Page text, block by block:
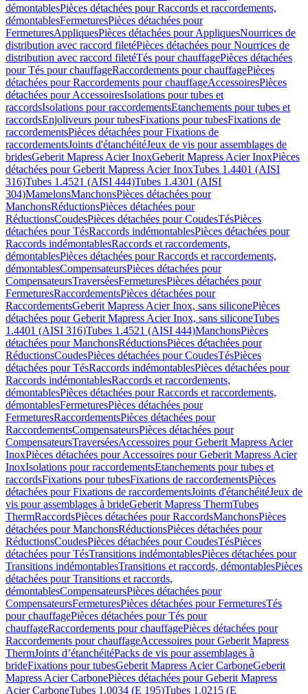
démontablesPièces détachées pour Raccords et raccordements,
démontablesFermeturesPièces détachées pour
FermeturesAppliquesPièces détachées pour AppliquesNourrices de
distribution avec raccord filetéPièces détachées pour Nourrices de
distribution avec raccord filetéTés pour chauffagePièces détachées
pour Tés pour chauffageRaccordements pour chauffagePièces
détachées pour Raccordements pour chauffageAccessoiresPièces
détachées pour AccessoiresIsolations pour tubes et
raccordsIsolations pour raccordementsEtanchements pour tubes et
raccordsEnjoliveurs pour tubesFixations pour tubesFixations de
raccordementsPièces détachées pour Fixations de
raccordementsJoints d'étanchéitéJeux de vis pour assemblages de
bridesGeberit Mapress Acier InoxGeberit Mapress Acier InoxPièces
détachées pour Geberit Mapress Acier InoxTubes 1.4401 (AISI
316)Tubes 1.4521 (AISI 444)Tubes 1.4301 (AISI
304)MamelonsManchonsPièces détachées pour
ManchonsRéductionsPièces détachées pour
RéductionsCoudesPièces détachées pour CoudesTésPièces
détachées pour TésRaccords indémontablesPièces détachées pour
Raccords indémontablesRaccords et raccordements,
démontablesPièces détachées pour Raccords et raccordements,
démontablesCompensateursPièces détachées pour
CompensateursTraverséesFermeturesPièces détachées pour
FermeturesRaccordementsPièces détachées pour
RaccordementsGeberit Mapress Acier Inox, sans siliconePièces
détachées pour Geberit Mapress Acier Inox, sans siliconeTubes
1.4401 (AISI 316)Tubes 1.4521 (AISI 444)ManchonsPièces
détachées pour ManchonsRéductionsPièces détachées pour
RéductionsCoudesPièces détachées pour CoudesTésPièces
détachées pour TésRaccords indémontablesPièces détachées pour
Raccords indémontablesRaccords et raccordements,
démontablesPièces détachées pour Raccords et raccordements,
démontablesFermeturesPièces détachées pour
FermeturesRaccordementsPièces détachées pour
RaccordementsCompensateursPièces détachées pour
CompensateursTraverséesAccessoires pour Geberit Mapress Acier
InoxPièces détachées pour Accessoires pour Geberit Mapress Acier
InoxIsolations pour raccordementsEtanchements pour tubes et
raccordsFixations pour tubesFixations de raccordementsPièces
détachées pour Fixations de raccordementsJoints d'étanchéitéJeux de
vis pour assemblages à brideGeberit Mapress ThermTubes
ThermRaccordsPièces détachées pour RaccordsManchonsPièces
détachées pour ManchonsRéductionsPièces détachées pour
RéductionsCoudesPièces détachées pour CoudesTésPièces
détachées pour TésTransitions indémontablesPièces détachées pour
Transitions indémontablesTransitions et raccords, démontablesPièces
détachées pour Transitions et raccords,
démontablesCompensateursPièces détachées pour
CompensateursFermeturesPièces détachées pour FermeturesTés
pour chauffagePièces détachées pour Tés pour
chauffageRaccordements pour chauffagePièces détachées pour
Raccordements pour chauffageAccessoires pour Geberit Mapress
ThermJoints d’étanchéitéPacks de vis pour assemblages à
brideFixations pour tubesGeberit Mapress Acier CarboneGeberit
Mapress Acier CarbonePièces détachées pour Geberit Mapress
Acier CarboneTubes 1.0034 (E 195)Tubes 1.0215 (E